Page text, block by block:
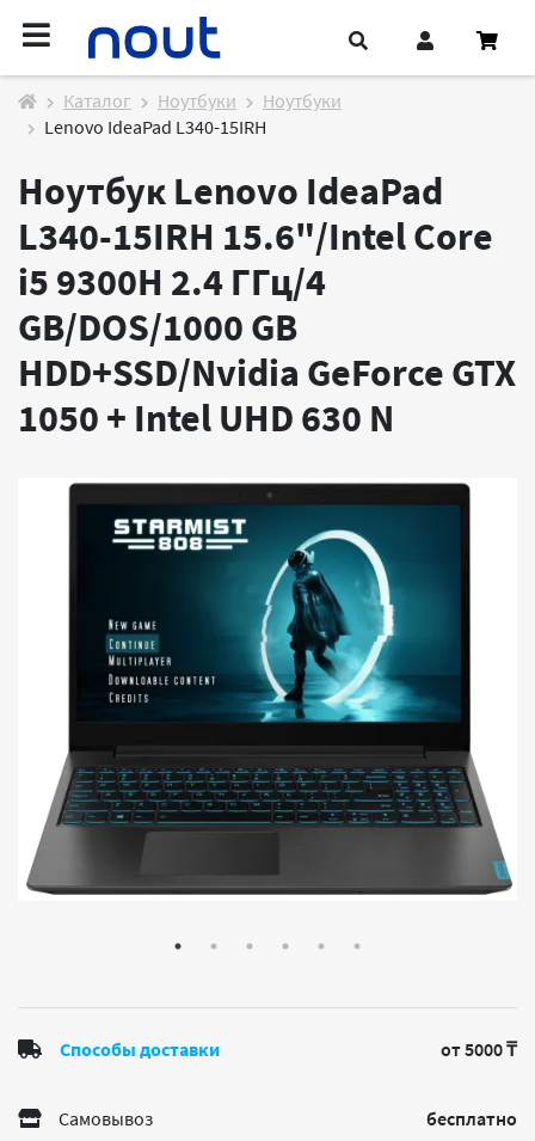
Каталог Ноутбуки
Ноутбуки
Lenovo IdeaPad L340-15IRH
Ноутбук Lenovo IdeaPad
L340-15IRH 15.6"/Intel Core
i5 9300H 2.4 ГГц/4
GB/DOS/1000 GB
HDD+SSD/Nvidia GeForce GTX
1050 + Intel UHD 630 N
Способы доставки от 5000 ₸
Самовывоз бесплатно